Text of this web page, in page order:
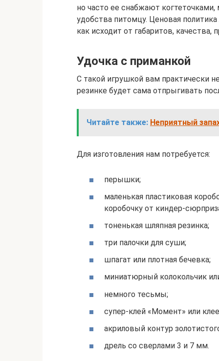
но часто ее снабжают
удобства питомцу. Ценовая
как исходит от габаритов, качества,
Удочка с приманкой
С такой игрушкой вам практически
резинке будет сама отпрыгивать
Читайте также: Неприятный
Для изготовления нам потребуется:
перышки;
маленькая пластиковая
коробочку от киндер-
тоненькая шляпная резинка;
три палочки для суши;
шпагат или плотная бечевка;
миниатюрный колокольчик
немного тесьмы;
супер-клей «Момент» или
акриловый контур
дрель со сверлами 3 и 7 мм.